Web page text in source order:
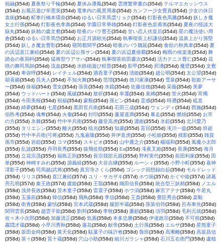
祝融(354d) 夏夜祭り千輪(354d) 夏休み潘鳳(354d) 雲煙繁華董白(354d) テルマエカッシウス
(354d) お風呂遊び辛憲英(354d) 電車内の風景周泰(354d) カンフー少女曹真(354d) 少女の休日
袁術(354d) 町奉行橋本環奈(354d) ゆるい日常馬雲リョク(354d) 灯影夜色馬騰(354d) 妖しき魔
女土行孫(354d) 灯影夜色李典(354d) 学園日常華雄(354d) 灯影夜色皇甫嵩(354d) 夏夜の怪談大
嶽丸 (354d) 妖精の森文鴦(354d) 暗夜のバラ曹丕(354d) 甘い恋人伏皇后(354d) 星の魔法使い周
倉(354d) ゆるい日常馬岱(354d) お正月源頼光(354d) 執事喫茶上杉謙信(354d) 温泉上がり孫堅
(354d) 妖しき魔女曹彰(354d) 寝間着関平(354d) 暗夜のバラ魏延(354d) 食欲の秋典韋(354d) 夏
の浜辺直江兼続(354d) 夏の浜辺公孫サン(354d) 夏の浜辺夏侯覇(354d) 梅雨の候楽進(354d) 舞
踏会の夜荊軻(354d) 猛将型ウアサハ(354d) 執事喫茶前田慶次(354d) 活力テニス曹仁(354d) 花
咲の舞司馬師(354d) 流血(354d) 水鉄砲遊び程普(354d) 影甲(354d) 邪湧(354d) 魔壁(354d) 文鴦
(354d) 卑弥呼(354d) レイチェル(354d) 酒呑童子(354d) 清姫(354d) 趙公明(354d) 太公望(354d)
胡喜媚(354d) 呉夫人 (354d) 不知火舞(354d) 范増(354d) 徳川家康(354d) 雪泉(354d) 歌姫アーサ
ー(354d) 徐福(354d) 雪女(354d) 張良(354d) 水鏡(354d) 佐藤佳穂(354d) 采薇(354d) 美夢
(354d) ウッドハート(354d) 風破(354d) 敖祈(354d) 幸運(354d) 束縛(354d) 蛍火(354d) 宵燭
(354d) 今田美桜(354d) 祝福(354d) 蒙毅(354d) 孫ピン(354d) 霊感(354d) 時遡(354d) 砥直
(354d) 綺夢(354d) 七星(354d) 黒田官兵衛(354d) 石田三成(354d) ウェンディ(354d) 西施(354d)
伯邑考(354d) 魂奪(354d) 火傷(354d) 封印(355d) 蘆屋道満(355d) 暴走(355d) 燃焼(355d) お市
の方(355d) 氷棘(355d) 竹中半兵衛(355d) 藤堂高虎(355d) 濃姫(355d) 氷鎧(355d) 北川愛乃
(355d) タリエシン(355d) 離火(355d) 暁光(355d) 知慮(355d) 盲目(355d) 滝川一益(355d) 班超
(355d) 竹中半兵衛(弓将)(355d) 九鬼嘉隆(355d) 井伊直虎(355d) 小松姫(355d) 残影(355d) 雑賀
孫市(355d) 岩鎧(355d) コマ(355d) スキピオ(355d) 山中鹿之介(355d) 楊端和(355d) 風魔小太郎
(355d) 乱波(355d) 丹羽長秀(355d) 猿飛佐助(355d) Es(355d) 滝夜叉姫(355d) 長庚(355d) 海月
(355d) 立花宗茂(355d) 福島正則(355d) 長宗我部元親(355d) 野村実代(355d) 前田利家(355d) 田
単(355d) 神崎すみれ(355d) 源義経(355d) 大谷吉継(355d) ルーシィ(355d) 小野小町(355d) 嘉神
澪影子(355d) 司馬懿(武将)(355d) 真宮寺さくら(356d) ゴシック回想録白起(356d) モルドレッド
(356d) リリス(356d) 直江兼続(357d) ユリ・サカザキ(357d) ホウ統(357d) かぐや姫(357d) 諸葛
亮孔明(357d) 秦王政(357d) 虞姫(358d) 王翦(358d) 織田信長(358d) 統合型三妖精(358d) ノエル
(358d) 浅井長政(358d) 茨木童子(358d) 雷震子(358d) ホウ涓(358d) 麻宮アテナ(358d) 牛若丸
(358d) 玉藻前(358d) 韓信(358d) 飛鳥(358d) 李信(358d) 王賁(358d) 豊臣秀吉(358d) 楽毅
(358d) 衛青(358d) 蒙恬(358d) 宮本武蔵(358d) 服部半蔵(358d) 孫策伯符(358d) 呂布奉先(358d)
関羽雲長(358d) 趙雲子龍(358d) 劉邦(358d) 李牧(358d) 廉頗(358d) 項羽(358d) 毛利元就(358d)
佐々木小次郎(358d) 加藤清正(358d) 気盾(358d) 本多忠勝(358d) 伊達政宗(358d) 不可視(358d)
霧隠才蔵(358d) 小早川秀秋(358d) 蓮花(358d) 献帝(358d) 土行孫(358d) エルザ(358d) 星熊童子
(358d) 坂田金時(358d) 黄天化(358d) 駄菓子の味許攸(358d) 魯班(358d) 高漸離(358d) 高坂昌信
(358d) 茶々(358d) 筧十蔵(358d) 穴山小助(358d) 細川ガラシャ(358d) 石川五右衛門(358d) 盧植